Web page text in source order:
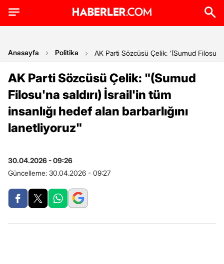
Anasayfa Politika AK Parti Sözcüsü Çelik: '(Sumud
AK Parti Sözcüsü Çelik: "(Sumud
Filosu'na saldırı) İsrail'in tüm
insanlığı hedef alan barbarlığını
lanetliyoruz"
30.04.2026 - 09:26
Güncelleme: 30.04.2026 - 09:27